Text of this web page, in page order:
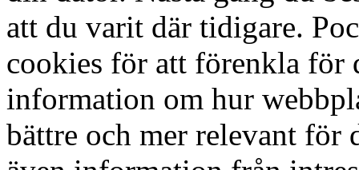
att du varit där tidigare.
cookies för att förenkla för
information om hur
bättre och mer relevant för